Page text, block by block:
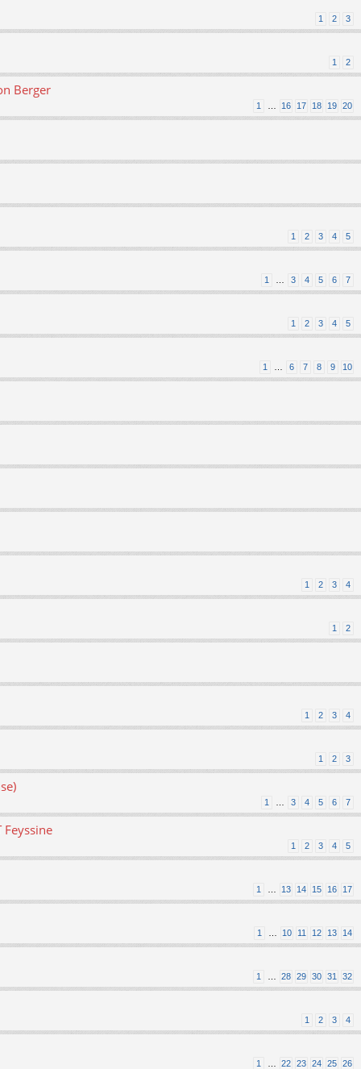
1 2 3
1 2
Berger
1 16 17 18 19 20
1 2 3 4 5
1 3 4 5 6 7
1 2 3 4 5
1 6 7 8 9 10
1 2 3 4
1 2
1 2 3 4
1 2 3
1 3 4 5 6 7
Feyssine
1 2 3 4 5
1 13 14 15 16 17
1 10 11 12 13 14
1 28 29 30 31 32
1 2 3 4
1 22 23 24 25 26